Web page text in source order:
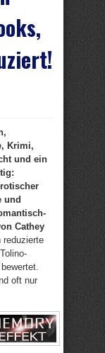
Krimi,
und ein
und
Cathey
reduzierte
oft nur